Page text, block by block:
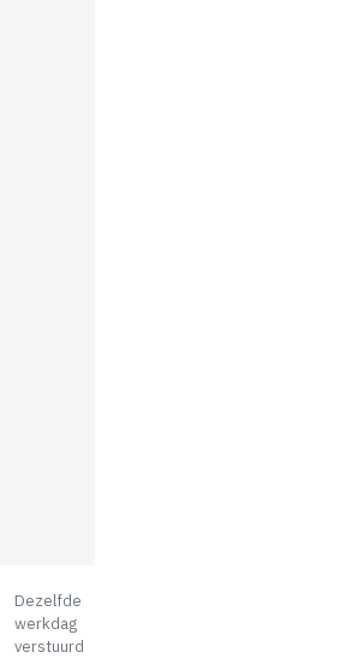
Dezelfde
werkdag
verstuurd